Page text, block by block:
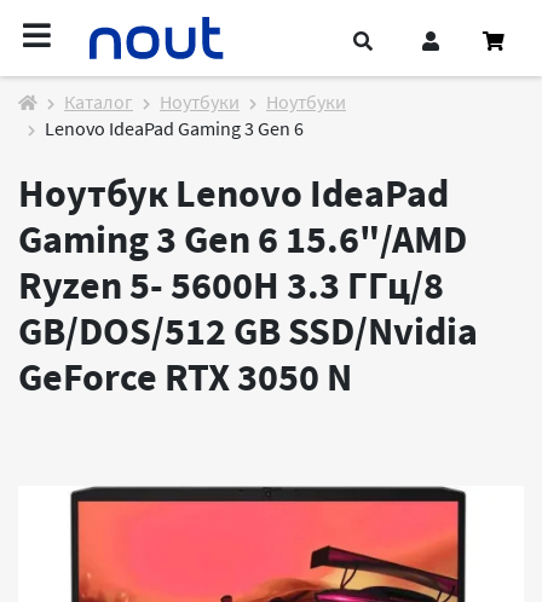
Каталог Ноутбуки
Ноутбуки
Lenovo IdeaPad Gaming 3 Gen 6
Ноутбук Lenovo IdeaPad
Gaming 3 Gen 6 15.6"/AMD
Ryzen 5- 5600H 3.3 ГГц/8
GB/DOS/512 GB SSD/Nvidia
GeForce RTX 3050 N